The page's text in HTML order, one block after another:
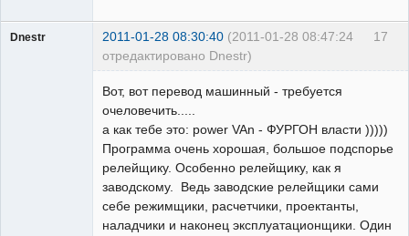
17
Dnestr 2011-01-28 08:30:40 (2011-01-28 08:47:24
отредактировано Dnestr)
Вот, вот перевод машинный - требуется
очеловечить.....
а как тебе это: power VAn - ФУРГОН власти )))))
Программа очень хорошая, большое подспорье
релейщику. Особенно релейщику, как я
заводскому. Ведь заводские релейщики сами
себе режимщики, расчетчики, проектанты,
наладчики и наконец эксплуатационщики. Один